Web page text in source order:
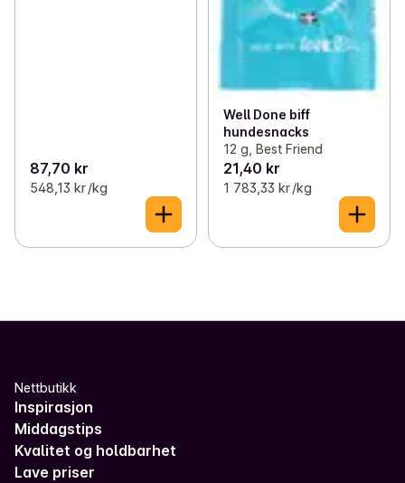
87,70 kr
548,13 kr /kg
Well Done biff
hundesnacks
12 g, Best Friend
21,40 kr
1 783,33 kr /kg
Nettbutikk
Inspirasjon
Middagstips
Kvalitet og holdbarhet
Lave priser